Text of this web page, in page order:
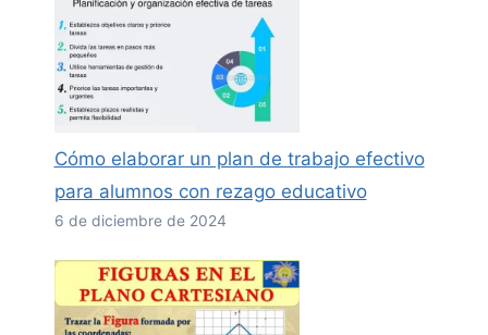
Cómo elaborar un plan de trabajo efectivo
para alumnos con rezago educativo
6 de diciembre de 2024